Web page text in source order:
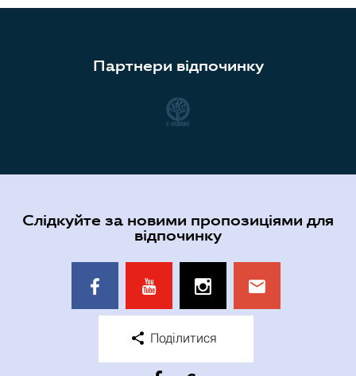
Партнери відпочинку
Слідкуйте за новими пропозиціями для
відпочинку
Поділитися